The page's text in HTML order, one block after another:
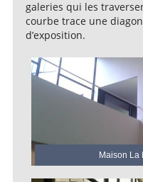
galeries qui les
courbe trace une
d’exposition.
Maison La